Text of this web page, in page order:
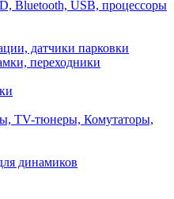
Bluetooth, USB, процессоры
датчики парковки
переходники
TV-тюнеры, Комутаторы,
динамиков